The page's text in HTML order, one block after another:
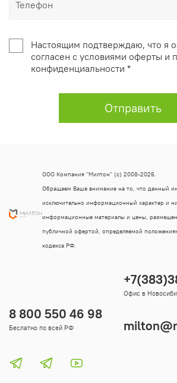
Настоящим подтверждаю, что я
согласен с условиями оферты и
конфиденциальности *
Отправить
8 800 550 46 98
Беслатно по всей РФ
Офис в
ООО Компания "Милтон" (с) 2008-2026.
Обращаем Ваше внимание на то, что данный
исключительно информационный характер и
информационные материалы и цены,
публичной офертой, определяемой
кодекса РФ.